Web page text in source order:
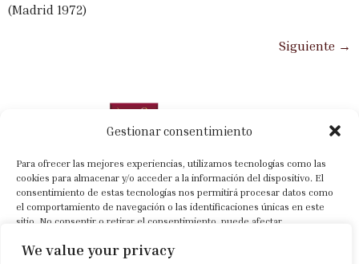
We value your privacy
Gestionar consentimiento
Para ofrecer las mejores experiencias, utilizamos tecnologías como las
cookies para almacenar y/o acceder a la información del dispositivo. El
consentimiento de estas tecnologías nos permitirá procesar datos como
el comportamiento de navegación o las identificaciones únicas en este
sitio. No consentir o retirar el consentimiento, puede afectar
(Madrid 1972)
Siguiente →